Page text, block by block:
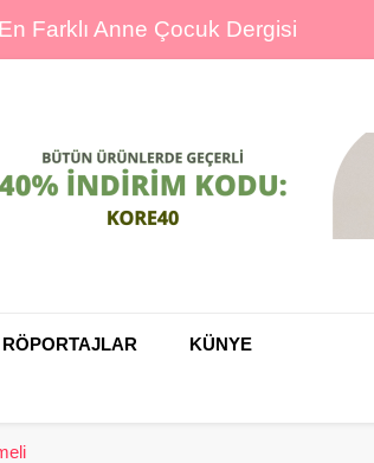
En Farklı Anne Çocuk Dergisi
RÖPORTAJLAR KÜNYE